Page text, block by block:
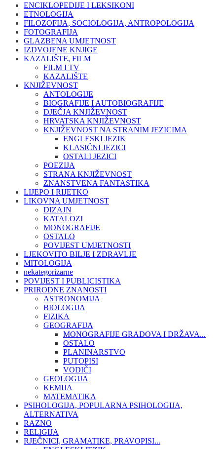
ENCIKLOPEDIJE I LEKSIKONI
ETNOLOGIJA
FILOZOFIJA, SOCIOLOGIJA, ANTROPOLOGIJA
FOTOGRAFIJA
GLAZBENA UMJETNOST
IZDVOJENE KNJIGE
KAZALIŠTE, FILM
FILM I TV
KAZALIŠTE
KNJIŽEVNOST
ANTOLOGIJE
BIOGRAFIJE I AUTOBIOGRAFIJE
DJEČJA KNJIŽEVNOST
HRVATSKA KNJIŽEVNOST
KNJIŽEVNOST NA STRANIM JEZICIMA
ENGLESKI JEZIK
KLASIČNI JEZICI
OSTALI JEZICI
POEZIJA
STRANA KNJIŽEVNOST
ZNANSTVENA FANTASTIKA
LIJEPO I RIJETKO
LIKOVNA UMJETNOST
DIZAJN
KATALOZI
MONOGRAFIJE
OSTALO
POVIJEST UMJETNOSTI
LJEKOVITO BILJE I ZDRAVLJE
MITOLOGIJA
nekategorizarne
POVIJEST I PUBLICISTIKA
PRIRODNE ZNANOSTI
ASTRONOMIJA
BIOLOGIJA
FIZIKA
GEOGRAFIJA
MONOGRAFIJE GRADOVA I DRŽAVA...
OSTALO
PLANINARSTVO
PUTOPISI
VODIČI
GEOLOGIJA
KEMIJA
MATEMATIKA
PSIHOLOGIJA, POPULARNA PSIHOLOGIJA,
ALTERNATIVA
RAZNO
RELIGIJA
RJEČNICI, GRAMATIKE, PRAVOPISI...